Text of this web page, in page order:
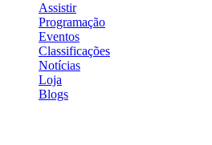
Assistir
Programação
Eventos
Classificações
Notícias
Loja
Blogs